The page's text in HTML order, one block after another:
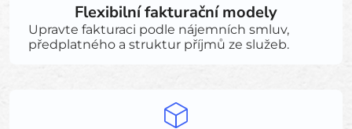
Flexibilní fakturační modely
Upravte fakturaci podle nájemních smluv,
předplatného a struktur příjmů ze služeb.